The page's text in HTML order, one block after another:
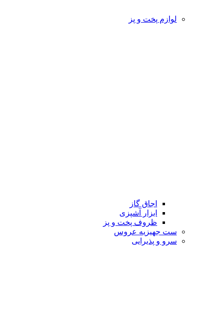
لوازم پخت و پز
اجاق گاز
ابزار آشپزی
ظروف پخت و پز
ست جهیزیه عروس
سرو و پذیرایی